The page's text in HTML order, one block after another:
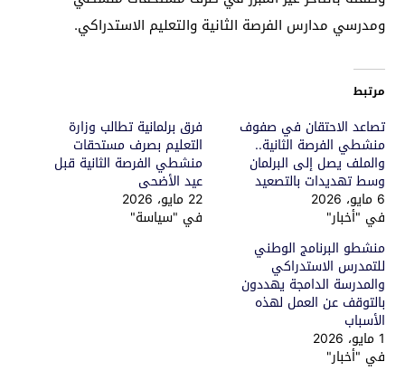
ومدرسي مدارس الفرصة الثانية والتعليم الاستدراكي.
مرتبط
تصاعد الاحتقان في صفوف
منشطي الفرصة الثانية..
والملف يصل إلى البرلمان
وسط تهديدات بالتصعيد
6 مايو، 2026
في "أخبار"
فرق برلمانية تطالب وزارة
التعليم بصرف مستحقات
منشطي الفرصة الثانية قبل
عيد الأضحى
22 مايو، 2026
في "سياسة"
منشطو البرنامج الوطني
للتمدرس الاستدراكي
والمدرسة الدامجة يهددون
بالتوقف عن العمل لهذه
الأسباب
1 مايو، 2026
في "أخبار"